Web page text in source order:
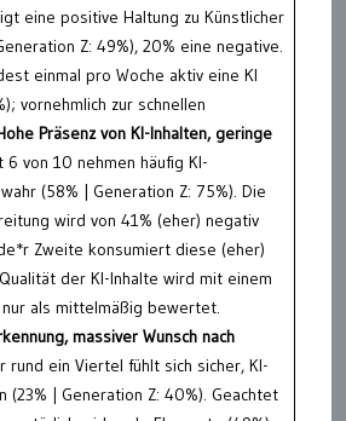
eine positive Haltung zu Künstlicher
Z: 49%), 20% eine negative.
einmal pro Woche aktiv eine KI
vornehmlich zur schnellen
Präsenz von KI-Inhalten, geringe
6 von 10 nehmen häufig KI-
(58% | Generation Z: 75%). Die
wird von 41% (eher) negativ
Zweite konsumiert diese (eher)
der KI-Inhalte wird mit einem
als mittelmäßig bewertet.
massiver Wunsch nach
rund ein Viertel fühlt sich sicher, KI-
(23% | Generation Z: 40%). Geachtet